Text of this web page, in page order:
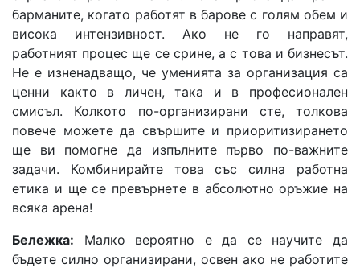
барманите, когато работят в барове с голям обем и
висока интензивност. Ако не го направят,
работният процес ще се срине, а с това и бизнесът.
Не е изненадващо, че уменията за организация са
ценни както в личен, така и в професионален
смисъл. Колкото по-организирани сте, толкова
повече можете да свършите и приоритизирането
ще ви помогне да изпълните първо по-важните
задачи. Комбинирайте това със силна работна
етика и ще се превърнете в абсолютно оръжие на
всяка арена!
Бележка: Малко вероятно е да се научите да
бъдете силно организирани, освен ако не работите